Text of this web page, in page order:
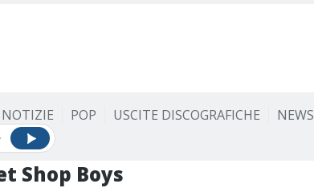
NOTIZIE POP USCITE DISCOGRAFICHE NEWS
Shop Boys